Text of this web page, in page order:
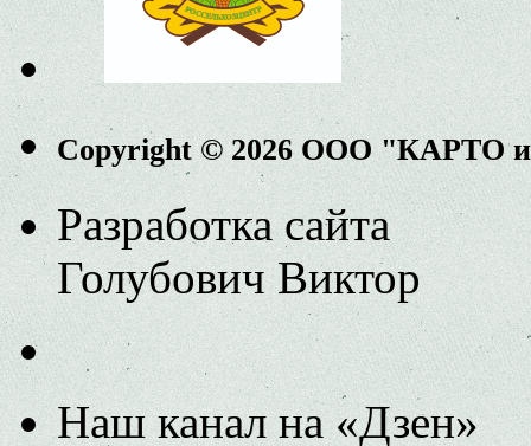
Copyright © 2026 ООО "КАРТО
Разработка сайта
Голубович Виктор
Наш канал на «Дзен»